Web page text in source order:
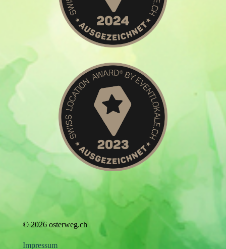
© 2026 osterweg.ch
Impressum